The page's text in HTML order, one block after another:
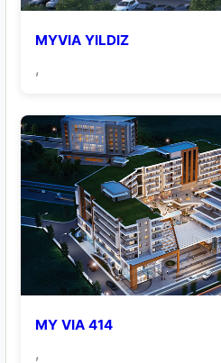
MYVIA YILDIZ
,
MY VIA 414
,